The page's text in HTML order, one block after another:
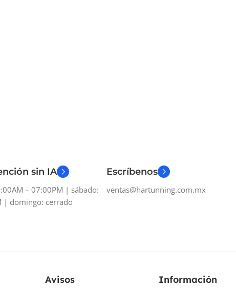
sin IA
– 07:00PM | sábado:
| domingo: cerrado
Escríbenos
ventas@hartunning.com.mx
Avisos Información